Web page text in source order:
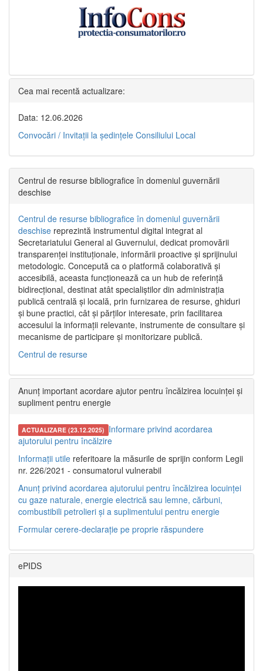
Cea mai recentă actualizare:
Data: 12.06.2026
Convocări / Invitaţii la şedinţele Consiliului Local
Centrul de resurse bibliografice în domeniul guvernării
deschise
Centrul de resurse bibliografice în domeniul guvernării
deschise reprezintă instrumentul digital integrat al
Secretariatului General al Guvernului, dedicat promovării
transparenței instituționale, informării proactive și sprijinului
metodologic. Concepută ca o platformă colaborativă și
accesibilă, aceasta funcționează ca un hub de referință
bidirecțional, destinat atât specialiștilor din administrația
publică centrală și locală, prin furnizarea de resurse, ghiduri
și bune practici, cât și părților interesate, prin facilitarea
accesului la informații relevante, instrumente de consultare și
mecanisme de participare și monitorizare publică.
Centrul de resurse
Anunț important acordare ajutor pentru încălzirea locuinței și
supliment pentru energie
ACTUALIZARE (23.12.2025) Informare privind acordarea
ajutorului pentru încălzire
Informații utile referitoare la măsurile de sprijin conform Legii
nr. 226/2021 - consumatorul vulnerabil
Anunț privind acordarea ajutorului pentru încălzirea locuinței
cu gaze naturale, energie electrică sau lemne, cărbuni,
combustibili petrolieri și a suplimentului pentru energie
Formular cerere-declarație pe proprie răspundere
ePIDS